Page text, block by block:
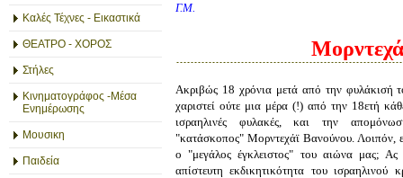
Καλές Τέχνες - Εικαστικά
ΘΕΑΤΡΟ - ΧΟΡΟΣ
Στήλες
Κινηματογράφος -Μέσα
Ενημέρωσης
Μουσικη
Παιδεία
Γ.Μ.
Ακριβώς 18 χρόνια μετά από την φυλάκισή
χαριστεί ούτε μια μέρα (!) από την 18ετή
ισραηλινές φυλακές, και την
"κατάσκοπος" Μορντεχάϊ Βανούνου. Λοιπόν,
ο "μεγάλος έγκλειστος" του αιώνα μας; Ας
απίστευτη εκδικητικότητα του ισραηλινού